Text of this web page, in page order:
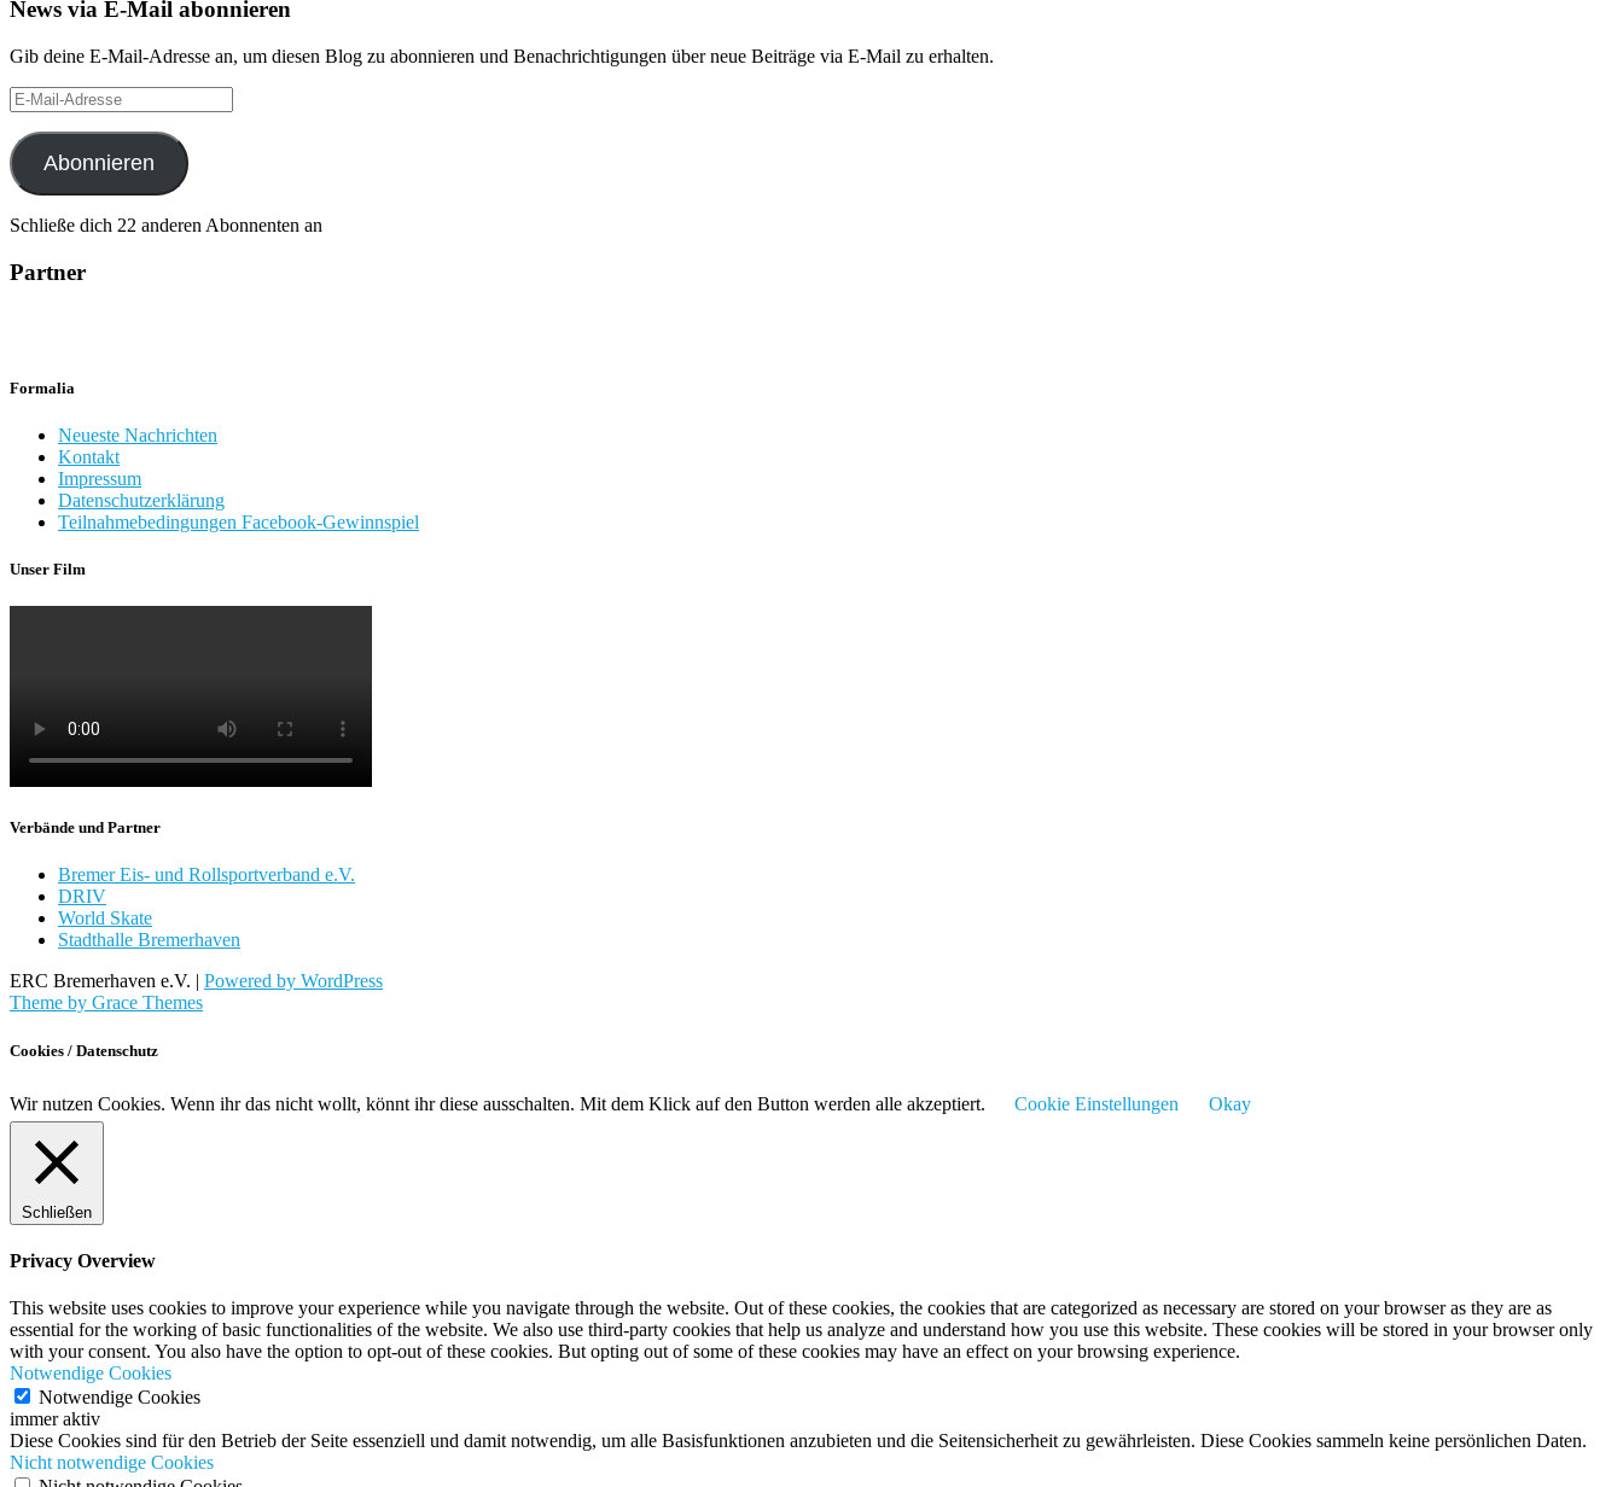
News via E-Mail abonnieren
Gib deine E-Mail-Adresse an, um diesen Blog zu abonnieren und Benachrichtigungen über neue Beiträge via E-Mail zu erhalten.
E-
Mail-
Adresse
Abonnieren
Schließe dich 22 anderen Abonnenten an
Partner
Formalia
Neueste Nachrichten
Kontakt
Impressum
Datenschutzerklärung
Teilnahmebedingungen Facebook-Gewinnspiel
Unser Film
Verbände und Partner
Bremer Eis- und Rollsportverband e.V.
DRIV
World Skate
Stadthalle Bremerhaven
ERC Bremerhaven e.V. | Powered by WordPress
Theme by Grace Themes
Cookies / Datenschutz
Wir nutzen Cookies. Wenn ihr das nicht wollt, könnt ihr diese ausschalten. Mit dem Klick auf den Button werden alle akzeptiert. Cookie Einstellungen Okay
Schließen
Privacy Overview
This website uses cookies to improve your experience while you navigate through the website. Out of these cookies, the cookies that are categorized as necessary are stored on your browser as they are as
essential for the working of basic functionalities of the website. We also use third-party cookies that help us analyze and understand how you use this website. These cookies will be stored in your browser only
with your consent. You also have the option to opt-out of these cookies. But opting out of some of these cookies may have an effect on your browsing experience.
Notwendige Cookies
Notwendige Cookies
immer aktiv
Diese Cookies sind für den Betrieb der Seite essenziell und damit notwendig, um alle Basisfunktionen anzubieten und die Seitensicherheit zu gewährleisten. Diese Cookies sammeln keine persönlichen Daten.
Nicht notwendige Cookies